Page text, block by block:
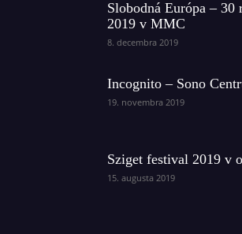
Slobodná Európa –
2019 v MMC
8. decembra 2019
Incognito – Sono
19. novembra 2019
Sziget festival 2019 v
15. augusta 2019